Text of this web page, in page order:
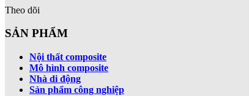
Theo dõi
SẢN PHẨM
Nội thất composite
Mô hình composite
Nhà di động
Sản phẩm công nghiệp